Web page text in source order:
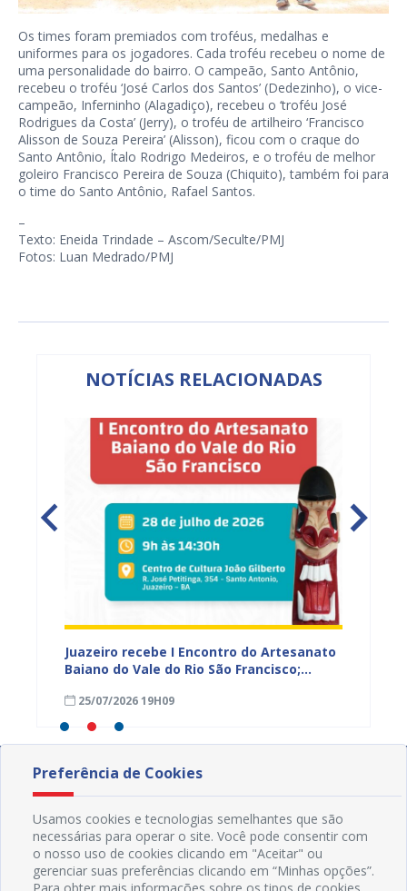
Os times foram premiados com troféus, medalhas e
uniformes para os jogadores. Cada troféu recebeu o nome de
uma personalidade do bairro. O campeão, Santo Antônio,
recebeu o troféu ‘José Carlos dos Santos’ (Dedezinho), o vice-
campeão, Inferninho (Alagadiço), recebeu o ‘troféu José
Rodrigues da Costa’ (Jerry), o troféu de artilheiro ‘Francisco
Alisson de Souza Pereira’ (Alisson), ficou com o craque do
Santo Antônio, Ítalo Rodrigo Medeiros, e o troféu de melhor
goleiro Francisco Pereira de Souza (Chiquito), também foi para
o time do Santo Antônio, Rafael Santos.
–
Texto: Eneida Trindade – Ascom/Seculte/PMJ
Fotos: Luan Medrado/PMJ
NOTÍCIAS RELACIONADAS
Juazeiro recebe I Encontro do Artesanato
Baiano do Vale do Rio São Francisco;
25/07/2026 19H09
Preferência de Cookies
Usamos cookies e tecnologias semelhantes que são
necessárias para operar o site. Você pode consentir com
o nosso uso de cookies clicando em "Aceitar" ou
gerenciar suas preferências clicando em “Minhas opções”.